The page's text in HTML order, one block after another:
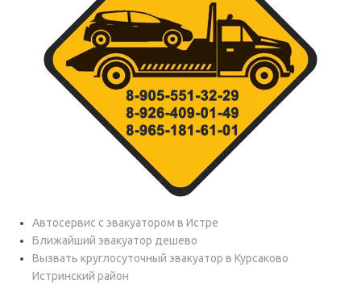
Автосервис с эвакуатором в Истре
Ближайший эвакуатор дешево
Вызвать круглосуточный эвакуатор в Курсаково
Истринский район